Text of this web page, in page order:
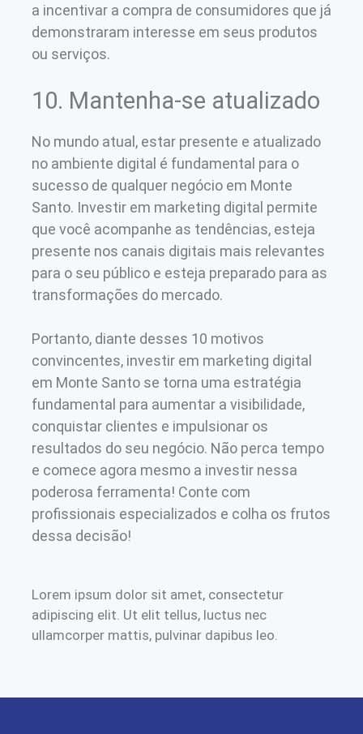
a incentivar a compra de consumidores que já
demonstraram interesse em seus produtos
ou serviços.
10. Mantenha-se atualizado
No mundo atual, estar presente e atualizado
no ambiente digital é fundamental para o
sucesso de qualquer negócio em Monte
Santo. Investir em marketing digital permite
que você acompanhe as tendências, esteja
presente nos canais digitais mais relevantes
para o seu público e esteja preparado para as
transformações do mercado.
Portanto, diante desses 10 motivos
convincentes, investir em marketing digital
em Monte Santo se torna uma estratégia
fundamental para aumentar a visibilidade,
conquistar clientes e impulsionar os
resultados do seu negócio. Não perca tempo
e comece agora mesmo a investir nessa
poderosa ferramenta! Conte com
profissionais especializados e colha os frutos
dessa decisão!
Lorem ipsum dolor sit amet, consectetur
adipiscing elit. Ut elit tellus, luctus nec
ullamcorper mattis, pulvinar dapibus leo.